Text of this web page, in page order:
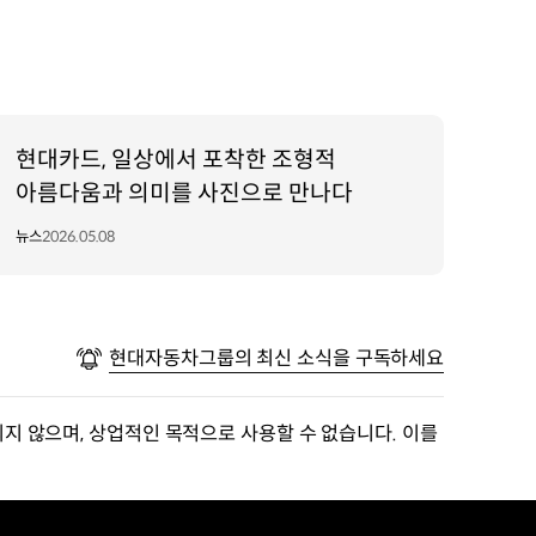
현대카드, 일상에서 포착한 조형적
아름다움과 의미를 사진으로 만나다
뉴스2026.05.08
현대자동차그룹의 최신 소식을 구독하세요
않으며, 상업적인 목적으로 사용할 수 없습니다. 이를